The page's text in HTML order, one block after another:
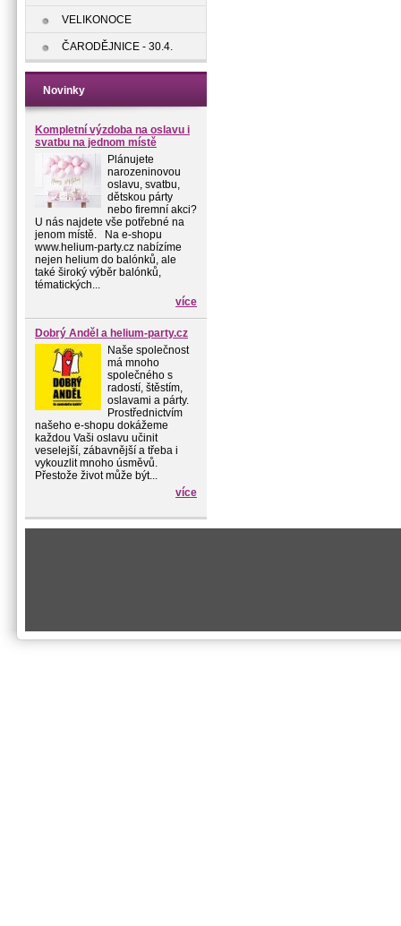
VELIKONOCE
ČARODĚJNICE - 30.4.
Novinky
Kompletní výzdoba na oslavu i
svatbu na jednom místě
Plánujete
narozeninovou
oslavu, svatbu,
dětskou párty
nebo firemní akci?
U nás najdete vše potřebné na
jenom místě. Na e-shopu
www.helium-party.cz nabízíme
nejen helium do balónků, ale
také široký výběr balónků,
tématických...
více
Dobrý Anděl a helium-party.cz
Naše společnost
má mnoho
společného s
radostí, štěstím,
oslavami a párty.
Prostřednictvím
našeho e-shopu dokážeme
každou Vaši oslavu učinit
veselejší, zábavnější a třeba i
vykouzlit mnoho úsměvů.
Přestože život může být...
více